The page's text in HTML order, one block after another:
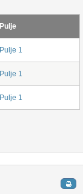
Pulje
Pulje 1
Pulje 1
Pulje 1